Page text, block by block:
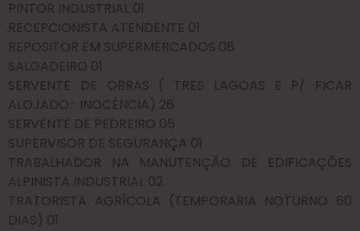
PINTOR INDUSTRIAL 01
RECEPCIONISTA ATENDENTE 01
REPOSITOR EM SUPERMERCADOS 08
SALGADEIRO 01
SERVENTE DE OBRAS ( TRES LAGOAS E P/ FICAR
ALOJADO- INOCÊNCIA) 26
SERVENTE DE PEDREIRO 05
SUPERVISOR DE SEGURANÇA 01
TRABALHADOR NA MANUTENÇÃO DE EDIFICAÇÕES
ALPINISTA INDUSTRIAL 02
TRATORISTA AGRÍCOLA (TEMPORARIA NOTURNO 60
DIAS) 01